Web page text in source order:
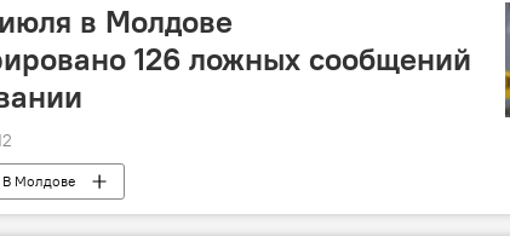
в Молдове
126 ложных сообщений
В Молдове